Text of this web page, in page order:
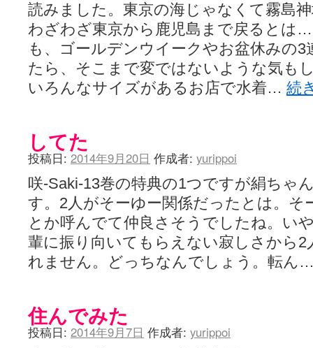
読みました。東京の海じゃなくて霧島
わざわざ東京から鹿児島まで戻るとは
も、ゴールデンウイークやお盆休みの3
たら、そこまで変ではないような気も
いろんなサイズがあるお店で水着… 続
してた
投稿日: 2014年9月20日 作成者: yurippoi
咲-Saki-13巻の特典の1つですが絹ちゃ
す。2人がそーゆー関係だったとは。そ
とか呼んでて仲良さそうでしたね。い
輩に振り向いてもらえない寂しさから
れません。どっちなんでしょう。転ん
住んでみた
投稿日: 2014年9月7日 作成者: yurippoi